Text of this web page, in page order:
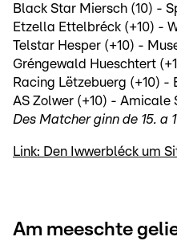
Black Star Miersch (10) -
Etzella Ettelbréck (+10) -
Telstar Hesper (+10) -
Gréngewald Hueschtert
Racing Lëtzebuerg (+10) -
AS Zolwer (+10) - Amicale
Des Matcher ginn de 15. a
Link: Den Iwwerbléck um
Am meeschte